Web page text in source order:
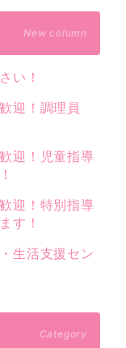
New column
い！
迎！調理員
迎！児童指導
迎！特別指導
す！
生活支援セン
Category